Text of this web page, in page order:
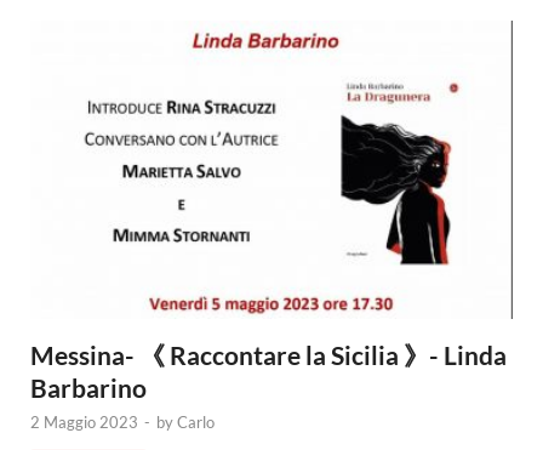
Messina- 《 Raccontare la Sicilia 》- Linda
Barbarino
2 Maggio 2023 - byCarlo